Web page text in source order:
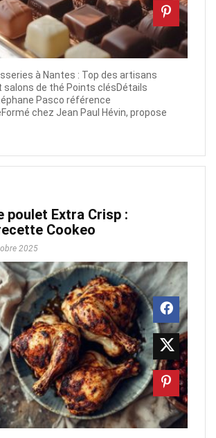
à Nantes : Top des artisans
de thé Points clésDétails
Pasco référence
chez Jean Paul Hévin, propose
poulet Extra Crisp :
Cookeo
2025